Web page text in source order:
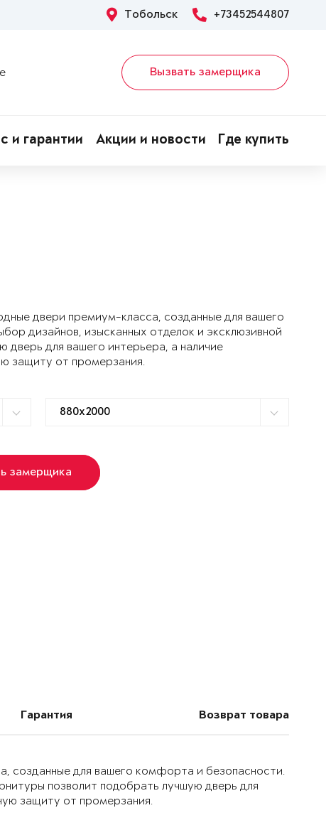
Тобольск +73452544807
Вызвать замерщика
и гарантии Акции и новости Где купить
двери премиум-класса, созданные для вашего
дизайнов, изысканных отделок и эксклюзивной
для вашего интерьера, а наличие
защиту от промерзания.
замерщика
Гарантия Возврат товара
созданные для вашего комфорта и безопасности.
позволит подобрать лучшую дверь для
защиту от промерзания.